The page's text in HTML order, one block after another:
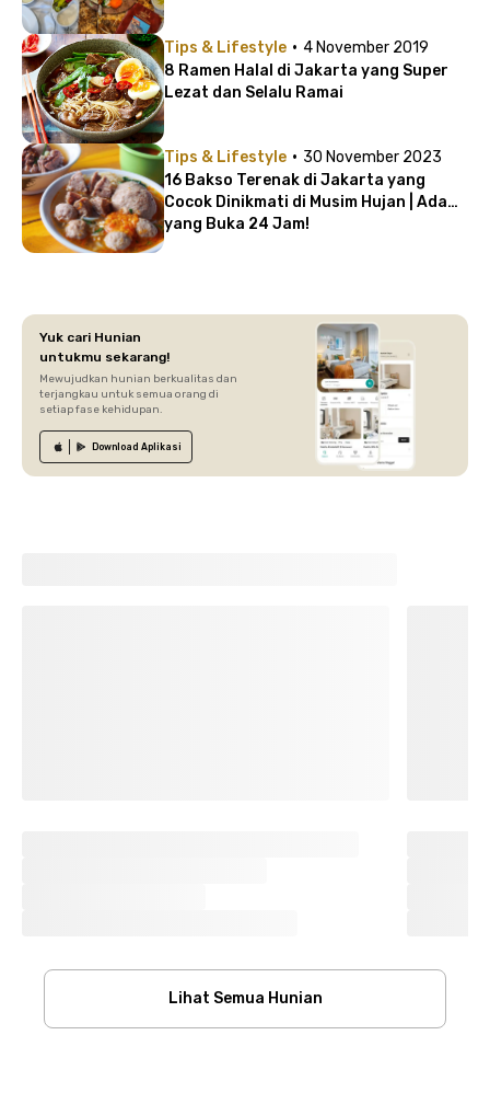
Tips & Lifestyle · 4 November 2019
8 Ramen Halal di Jakarta yang Super
Lezat dan Selalu Ramai
Tips & Lifestyle · 30 November 2023
16 Bakso Terenak di Jakarta yang
Cocok Dinikmati di Musim Hujan | Ada
yang Buka 24 Jam!
Yuk cari Hunian
untukmu sekarang!
Mewujudkan hunian berkualitas dan
terjangkau untuk semua orang di
setiap fase kehidupan.
Download Aplikasi
Lihat Semua Hunian